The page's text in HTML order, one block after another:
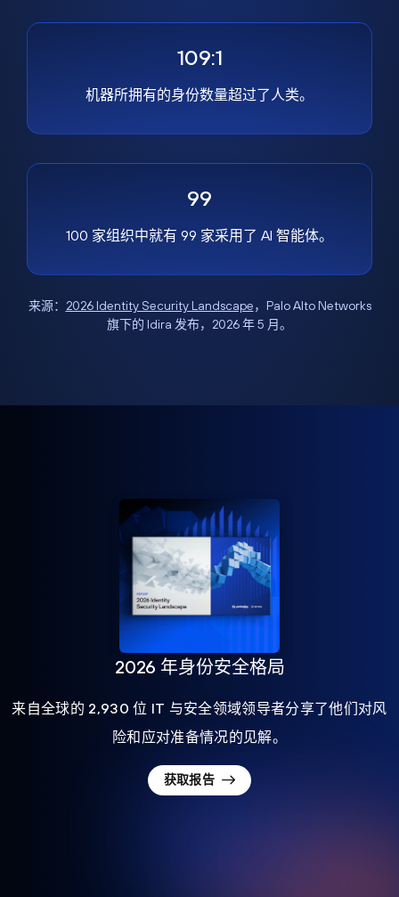
109:1
机器所拥有的身份数量超过了人类。
99
100 家组织中就有 99 家采用了 AI 智能体。
来源： 2026 Identity Security Landscape，Palo Alto Networks
旗下的 Idira 发布，2026 年 5 月。
2026 年身份安全格局
来自全球的 2,930 位 IT 与安全领域领导者分享了他们对风
险和应对准备情况的见解。
获取报告